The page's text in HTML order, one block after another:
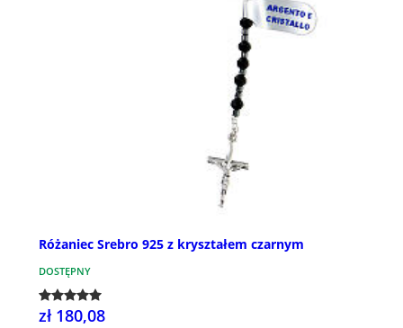
Różaniec Srebro 925 z kryształem czarnym
DOSTĘPNY
zł 180,08